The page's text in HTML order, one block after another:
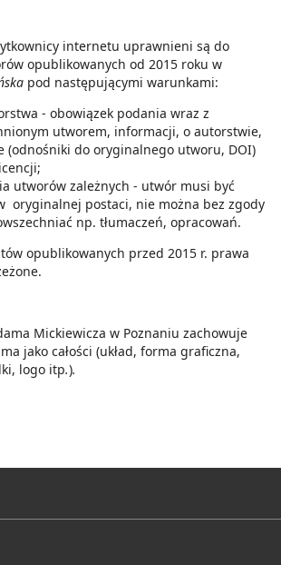
internetu uprawnieni są do
opublikowanych od 2015 roku w
pod następującymi warunkami:
- obowiązek podania wraz z
utworem, informacji, o autorstwie,
(odnośniki do oryginalnego utworu, DOI)
utworów zależnych - utwór musi być
oryginalnej postaci, nie można bez zgody
np. tłumaczeń, opracowań.
opublikowanych przed 2015 r. prawa
Mickiewicza w Poznaniu zachowuje
jako całości (układ, forma graficzna,
logo itp.).